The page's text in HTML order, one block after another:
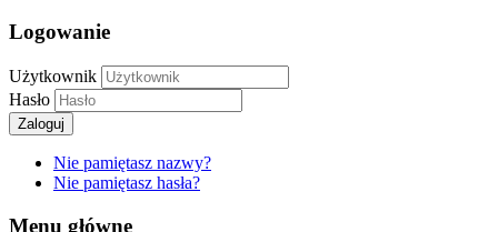
Logowanie
Użytkownik
Hasło
Zaloguj
Nie pamiętasz nazwy?
Nie pamiętasz hasła?
Menu główne